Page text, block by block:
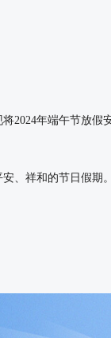
年端午节放假安
祥和的节日假期。